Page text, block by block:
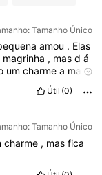
Tamanho Único
amou . Elas
magrinha , masdá
umcharmea mais
mas
Útil (0)
Tamanho Único
charme , mas fica